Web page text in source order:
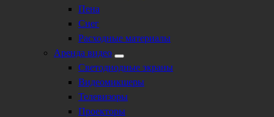
Пена
Снег
Расходные материалы
Аренда видео
Светодиодные экраны
Видеомикшеры
Телевизоры
Проекторы